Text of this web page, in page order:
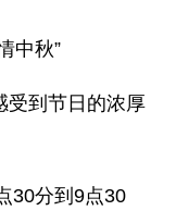
中秋”
受到节日的浓厚
30分到9点30